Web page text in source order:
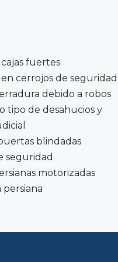
fuertes
en cerrojos de seguridad
debido a robos
tipo de desahucios y
blindadas
seguridad
motorizadas
persiana